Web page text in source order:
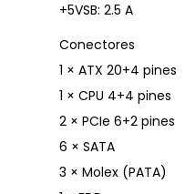
+5VSB: 2.5 A
Conectores
1 × ATX 20+4 pines
1 × CPU 4+4 pines
2 × PCIe 6+2 pines
6 × SATA
3 × Molex (PATA)